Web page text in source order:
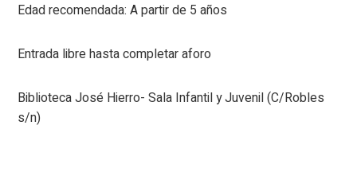
Edad recomendada: A partir de 5 años
Entrada libre hasta completar aforo
Biblioteca José Hierro- Sala Infantil y Juvenil (C/Robles
s/n)